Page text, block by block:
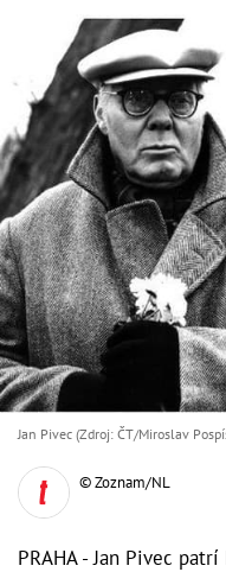
Jan Pivec (Zdroj: ČT/Miroslav
© Zoznam/NL
PRAHA - Jan Pivec